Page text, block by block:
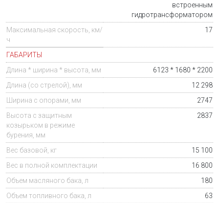
встроенным
гидротрансформатором
Максимальная скорость, км/
ч
17
ГАБАРИТЫ
Длина * ширина * высота, мм
6123 * 1680 * 2200
Длина (со стрелой), мм
12 298
Ширина с опорами, мм
2747
Высота с защитным
козырьком в режиме
бурения, мм
2837
Вес базовой, кг
15 100
Вес в полной комплектации
16 800
Объем масляного бака, л
180
Объем топливного бака, л
63